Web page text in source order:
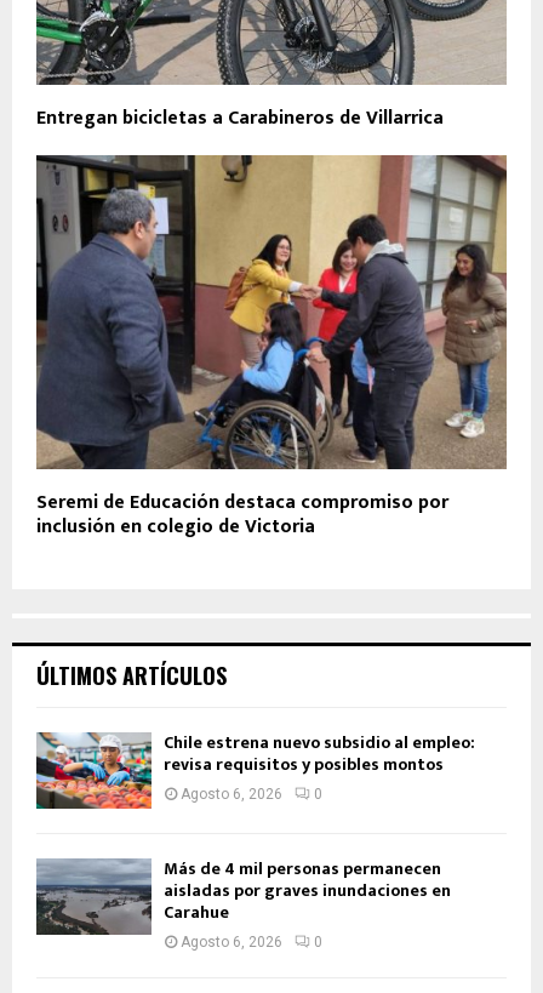
Entregan bicicletas a Carabineros de Villarrica
Seremi de Educación destaca compromiso por
inclusión en colegio de Victoria
ÚLTIMOS ARTÍCULOS
Chile estrena nuevo subsidio al empleo:
revisa requisitos y posibles montos
Agosto 6, 2026 0
Más de 4 mil personas permanecen
aisladas por graves inundaciones en
Carahue
Agosto 6, 2026 0